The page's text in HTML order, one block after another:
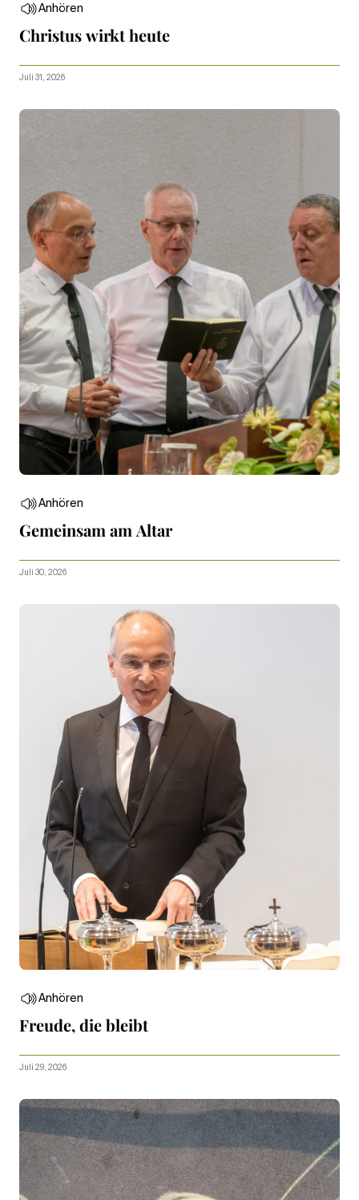
Anhören
Christus wirkt heute
Juli 31, 2026
Anhören
Gemeinsam am Altar
Juli 30, 2026
Anhören
Freude, die bleibt
Juli 29, 2026